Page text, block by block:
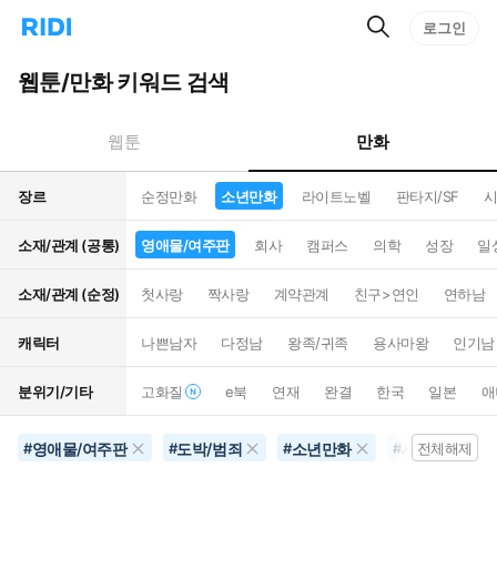
리
홈
으
턴
트
검
로그인
웹툰/만화 키워드 검색
웹툰 만화
장르 순정만화 소년만화 라이트노벨 판타지/SF
소재/관계 (공통) 영애물/여주판 회사 캠퍼스 의학 성장 일
소재/관계 (순정) 첫사랑 짝사랑 계약관계 친구>연인 연하남
캐릭터 나쁜남자 다정남 왕족/귀족 용사마왕 인기남
분위기/기타 고화질 e북 연재 완결 한국 일본
#영애물/여주판 #도박/범죄 #소년만화 #세계멸망
전체해제